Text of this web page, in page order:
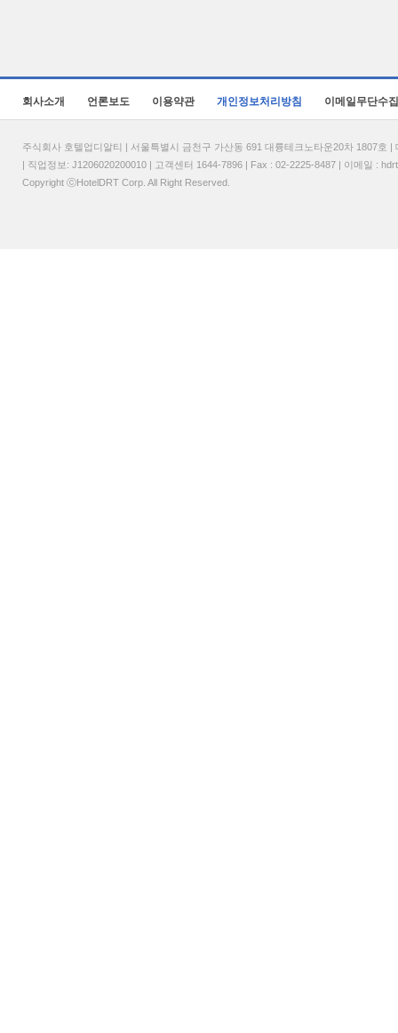
회사소개 언론보도 이용약관 개인정보처리방침 이메일무단수
주식회사 호텔업디알티 | 서울특별시 금천구 가산동 691 대륭테크노타운20차 1807
| 직업정보: J1206020200010 | 고객센터 1644-7896 | Fax : 02-2225-8487 | 이메일 :
Copyright ⓒHotelDRT Corp. All Right Reserved.